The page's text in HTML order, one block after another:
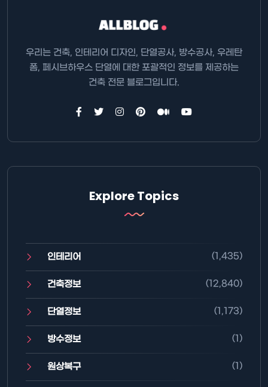
우리는 건축, 인테리어 디자인, 단열공사, 방수공사, 우레탄
폼, 페시브하우스 단열에 대한 포괄적인 정보를 제공하는
건축 전문 블로그입니다.
Explore Topics
인테리어 (1,435)
건축정보 (12,840)
단열정보 (1,173)
방수정보 (1)
원상복구 (1)